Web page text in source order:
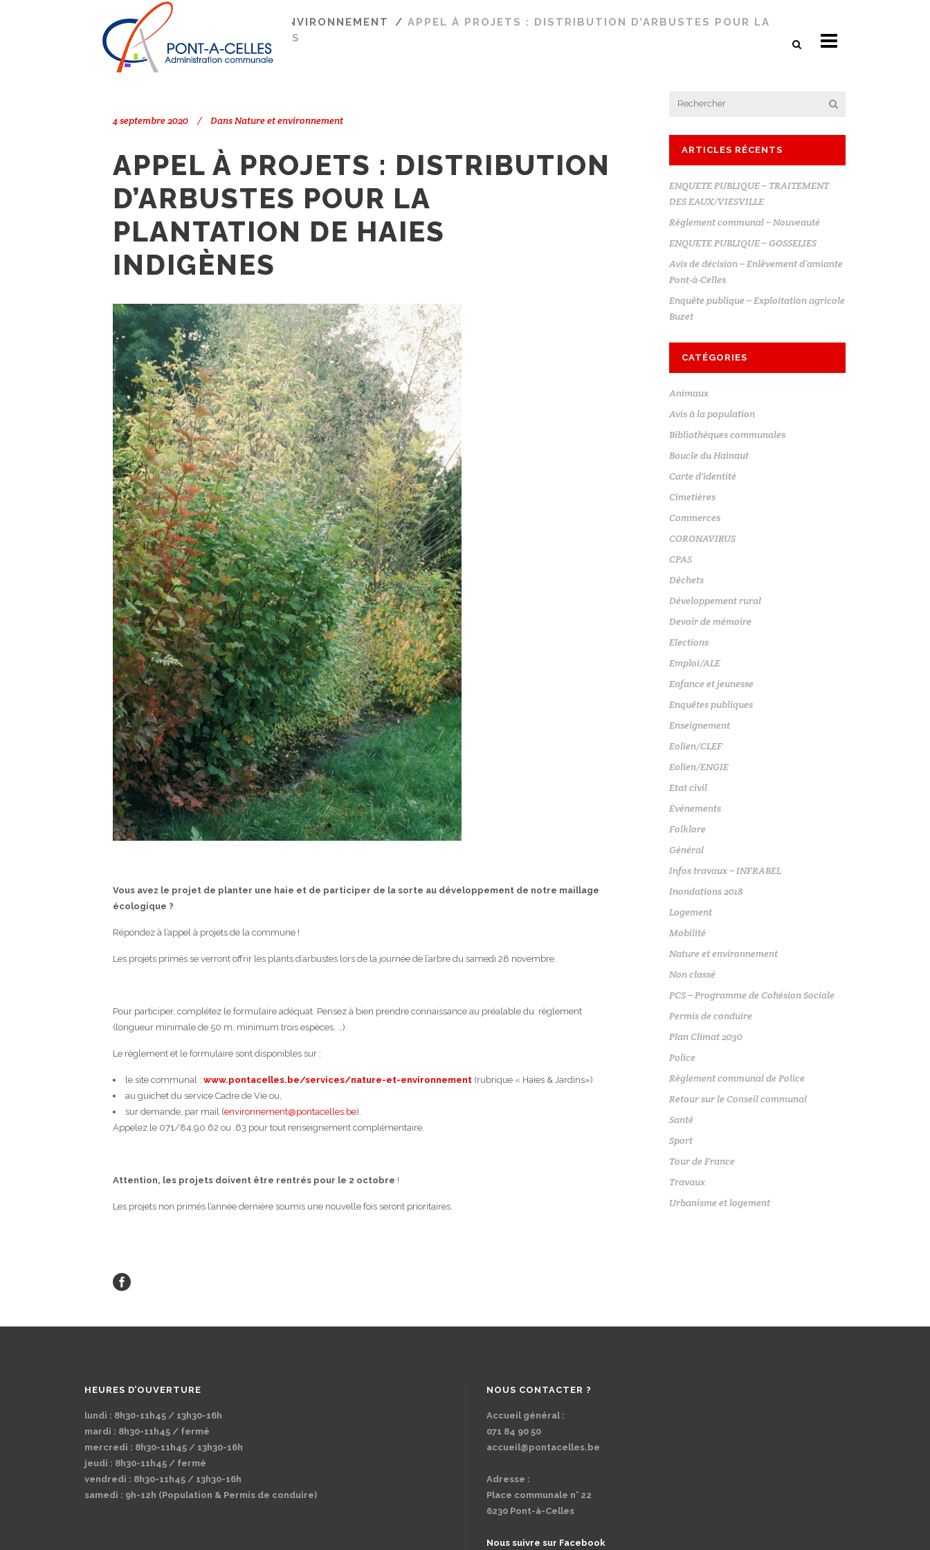
PONT-À-CELLES NATURE ET ENVIRONNEMENT / APPEL À PROJETS : DISTRIBUTION D’ARBUSTES POUR LA
PLANTATION DE HAIES INDIGÈNES
4 septembre 2020 DansNature et environnement
APPEL À PROJETS : DISTRIBUTION
D’ARBUSTES POUR LA
PLANTATION DE HAIES
INDIGÈNES
Vous avez le projet de planter une haie et de participer de la sorte au développement de notre maillage
écologique ?
Répondez à l’appel à projets de la commune !
Les projets primés se verront offrir les plants d’arbustes lors de la journée de l’arbre du samedi 28 novembre.
Pour participer, complétez le formulaire adéquat. Pensez à bien prendre connaissance au préalable du règlement
(longueur minimale de 50 m, minimum trois espèces, …).
Le règlement et le formulaire sont disponibles sur :
le site communal : www.pontacelles.be/services/nature-et-environnement (rubrique « Haies & Jardins»)
au guichet du service Cadre de Vie ou,
sur demande, par mail (environnement@pontacelles.be).
Appelez le 071/84.90.62 ou .63 pour tout renseignement complémentaire.
Attention, les projets doivent être rentrés pour le 2 octobre !
Les projets non primés l’année dernière soumis une nouvelle fois seront prioritaires.
ARTICLES RÉCENTS
ENQUETE PUBLIQUE – TRAITEMENT
DES EAUX/VIESVILLE
Règlement communal – Nouveauté
ENQUETE PUBLIQUE – GOSSELIES
Avis de décision – Enlèvement d’amiante
Pont-à-Celles
Enquête publique – Exploitation agricole
Buzet
CATÉGORIES
Animaux
Avis à la population
Bibliothèques communales
Boucle du Hainaut
Carte d'identité
Cimetières
Commerces
CORONAVIRUS
CPAS
Déchets
Développement rural
Devoir de mémoire
Elections
Emploi/ALE
Enfance et jeunesse
Enquêtes publiques
Enseignement
Eolien/CLEF
Eolien/ENGIE
Etat civil
Événements
Folklore
Général
Infos travaux – INFRABEL
Inondations 2018
Logement
Mobilité
Nature et environnement
Non classé
PCS – Programme de Cohésion Sociale
Permis de conduire
Plan Climat 2030
Police
Règlement communal de Police
Retour sur le Conseil communal
Santé
Sport
Tour de France
Travaux
Urbanisme et logement
HEURES D’OUVERTURE
lundi : 8h30-11h45 / 13h30-16h
mardi : 8h30-11h45 / fermé
mercredi : 8h30-11h45 / 13h30-16h
jeudi : 8h30-11h45 / fermé
vendredi : 8h30-11h45 / 13h30-16h
samedi : 9h-12h (Population & Permis de conduire)
NOUS CONTACTER ?
Accueil général :
071 84 90 50
accueil@pontacelles.be
Adresse :
Place communale n° 22
6230 Pont-à-Celles
Nous suivre sur Facebook